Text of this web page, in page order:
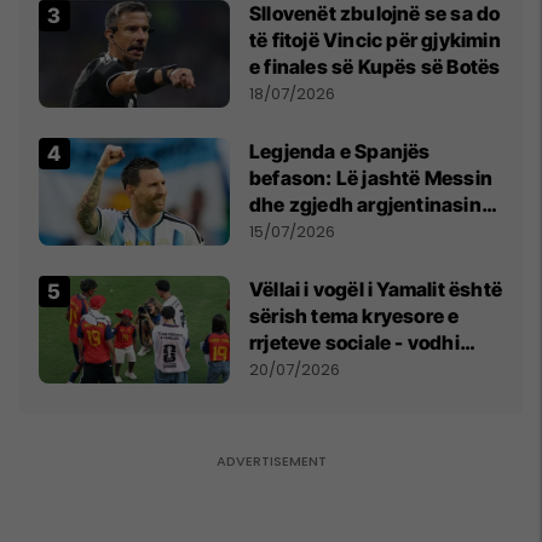
Sllovenët zbulojnë se sa do
të fitojë Vincic për gjykimin
e finales së Kupës së Botës
18/07/2026
Legjenda e Spanjës
befason: Lë jashtë Messin
dhe zgjedh argjentinasin
më të mirë në botë
15/07/2026
Vëllai i vogël i Yamalit është
sërish tema kryesore e
rrjeteve sociale - vodhi
vëmendjen pas finales së
20/07/2026